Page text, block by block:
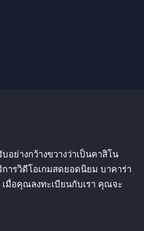
อย่างกว้างขวางว่าเป็นคาสิโน
ารวิดีโอเกมสดยอดนิยม บาคาร่า
มื่อคุณลงทะเบียนกับเรา คุณจะ